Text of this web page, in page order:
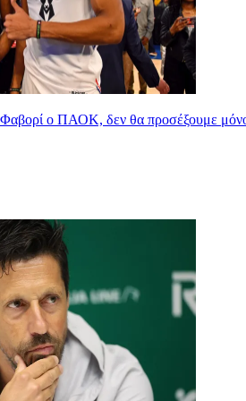
ο ΠΑΟΚ, δεν θα προσέξουμε